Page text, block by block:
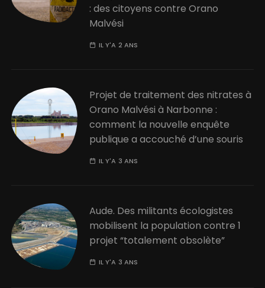
: des citoyens contre Orano
Malvési
IL Y'A 2 ANS
Projet de traitement des nitrates à
Orano Malvési à Narbonne :
comment la nouvelle enquête
publique a accouché d’une souris
IL Y'A 3 ANS
Aude. Des militants écologistes
mobilisent la population contre 1
projet “totalement obsolète”
IL Y'A 3 ANS